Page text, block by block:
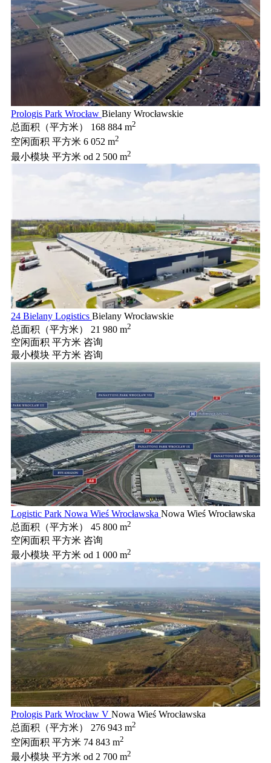
Prologis Park Wrocław Bielany Wrocławskie
总面积（平方米）
168 884 m2
空闲面积 平方米 6 052 m2
最小模块 平方米 od 2 500 m2
24 Bielany Logistics Bielany Wrocławskie
总面积（平方米）
21 980 m2
空闲面积 平方米 咨询
最小模块 平方米 咨询
Logistic Park Nowa Wieś Wrocławska Nowa Wieś Wrocławska
总面积（平方米）
45 800 m2
空闲面积 平方米 咨询
最小模块 平方米 od 1 000 m2
Prologis Park Wrocław V Nowa Wieś Wrocławska
总面积（平方米）
276 943 m2
空闲面积 平方米 74 843 m2
最小模块 平方米 od 2 700 m2